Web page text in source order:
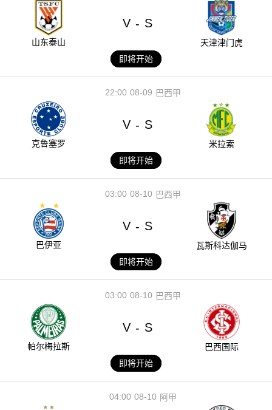
山东泰山
V - S
天津津门虎
即将开始
08-09
22:00 巴西甲
克鲁塞罗
V - S
米拉索
即将开始
08-10
03:00 巴西甲
巴伊亚
V - S
瓦斯科达伽马
即将开始
08-10
03:00 巴西甲
帕尔梅拉斯
V - S
巴西国际
即将开始
08-10
04:00 阿甲